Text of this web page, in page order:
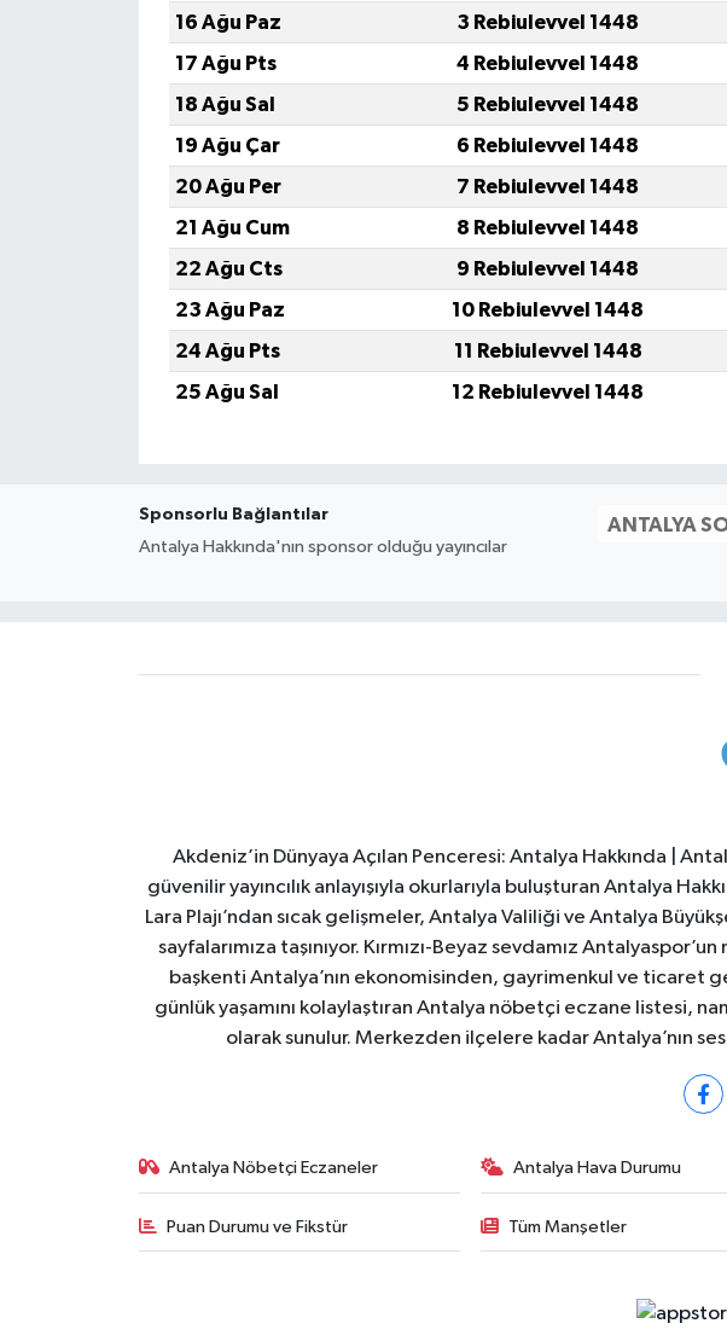
16 Ağu Paz
3 Rebiulevvel 1448
17 Ağu Pts
4 Rebiulevvel 1448
18 Ağu Sal
5 Rebiulevvel 1448
19 Ağu Çar
6 Rebiulevvel 1448
20 Ağu Per
7 Rebiulevvel 1448
21 Ağu Cum
8 Rebiulevvel 1448
22 Ağu Cts
9 Rebiulevvel 1448
23 Ağu Paz
10 Rebiulevvel 1448
24 Ağu Pts
11 Rebiulevvel 1448
25 Ağu Sal
12 Rebiulevvel 1448
Sponsorlu Bağlantılar
Antalya Hakkında'nın sponsor olduğu yayıncılar
ANTALYA
Akdeniz’in Dünyaya Açılan Penceresi: Antalya Hakkında |
güvenilir yayıncılık anlayışıyla okurlarıyla buluşturan Antalya
Lara Plajı’ndan sıcak gelişmeler, Antalya Valiliği ve Antalya
sayfalarımıza taşınıyor. Kırmızı-Beyaz sevdamız
başkenti Antalya’nın ekonomisinden, gayrimenkul ve ticaret
günlük yaşamını kolaylaştıran Antalya nöbetçi eczane listesi,
olarak sunulur. Merkezden ilçelere kadar Antalya’nın
Antalya Nöbetçi Eczaneler Antalya Hava Durumu
Puan Durumu ve Fikstür Tüm Manşetler